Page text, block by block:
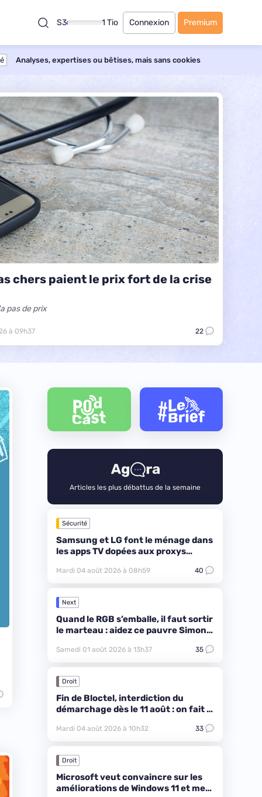
S3 1 Tio Connexion Premium
Analyses, expertises ou bêtises, mais sans cookies
chers paient le prix fort de la crise
pas de prix
à 09h37 22
Articles les plus débattus de la semaine
Sécurité
Samsung et LG font le ménage dans
les apps TV dopées aux proxys
Mardi 04 août 2026 à 08h59 40
Next
Quand le RGB s’emballe, il faut sortir
le marteau : aidez ce pauvre Simon à
Samedi 01 août 2026 à 13h37 35
Droit
Fin de Bloctel, interdiction du
démarchage dès le 11 août : on fait le
Mardi 04 août 2026 à 10h32 33
Droit
Microsoft veut convaincre sur les
améliorations de Windows 11 et met